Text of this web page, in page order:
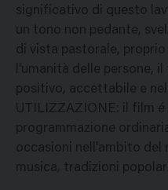
significativo di questo
un tono non pedante,
di vista pastorale,
l'umanità delle persone,
positivo, accettabile e
UTILIZZAZIONE: il film é
programmazione
occasioni nell'ambito del
musica, tradizioni